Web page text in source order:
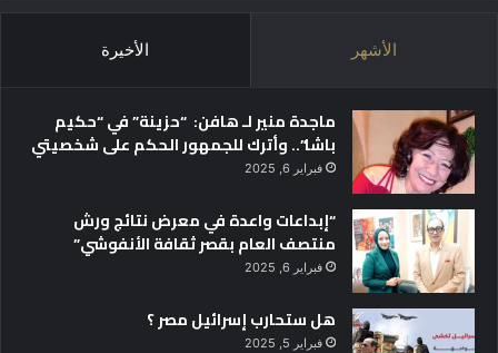
الأشهر الأخيرة
ماجدة منير لـ هافن: “حزينة” في “حكيم
باشا”.. وأترك للجمهور الحكم على شخصيتي
فبراير 6, 2025
“إبداعات واعدة في معرض نتائج ورش
منتصف العام بقصر ثقافة الأنفوشي”
فبراير 6, 2025
هل ستحارب إسرائيل مصر ؟
فبراير 5, 2025